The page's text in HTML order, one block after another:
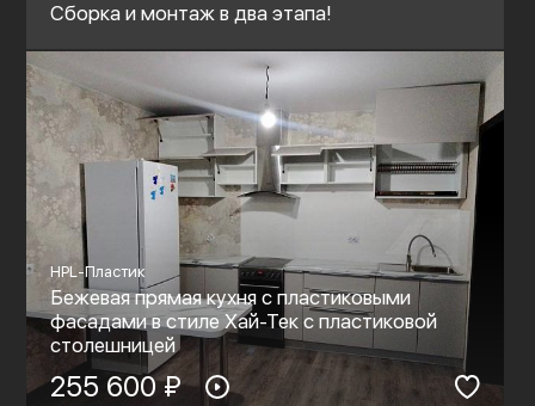
Сборка и монтаж в два этапа!
HPL-Пластик
Бежевая прямая кухня с пластиковыми
фасадами в стиле Хай-Тек с пластиковой
столешницей
255 600 ₽